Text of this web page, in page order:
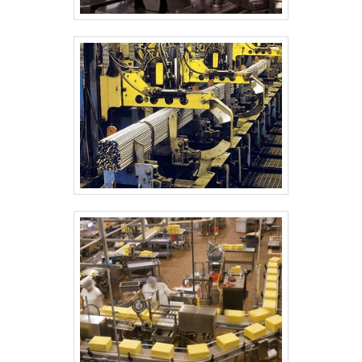
semi automatica: Comprometida com os serviços;
Responsável; Altamente qualificada; Inovadora;
Segura. QUALIDADE COMPROVADA NO
SEGMENTOSomente na Makina tem tudo que se
precisa para maquina de envase semi automatica. É
possível encontrar itens variados com tecnologia de
ponta, como envasadora semiautomática e esteira
transportadora industrial.Tudo isso por ser
comprometida com os serviços e responsável, padrões
possíveis por contar com escritório de alta qualidade
onde são realizadas as atividades e equipamentos
industriais de alta performance e precisão, para as mais
diversas aplicações em indústrias cosméticas,
alimentícias, farmacêuticas, químicas e
petroquímicas. Todos esses fatores, agregados a uma
equipe com engenheiros altamente qualificados e
experientes, que desenvolvem projetos de
equipamentos da forma que mais se encaixa ao